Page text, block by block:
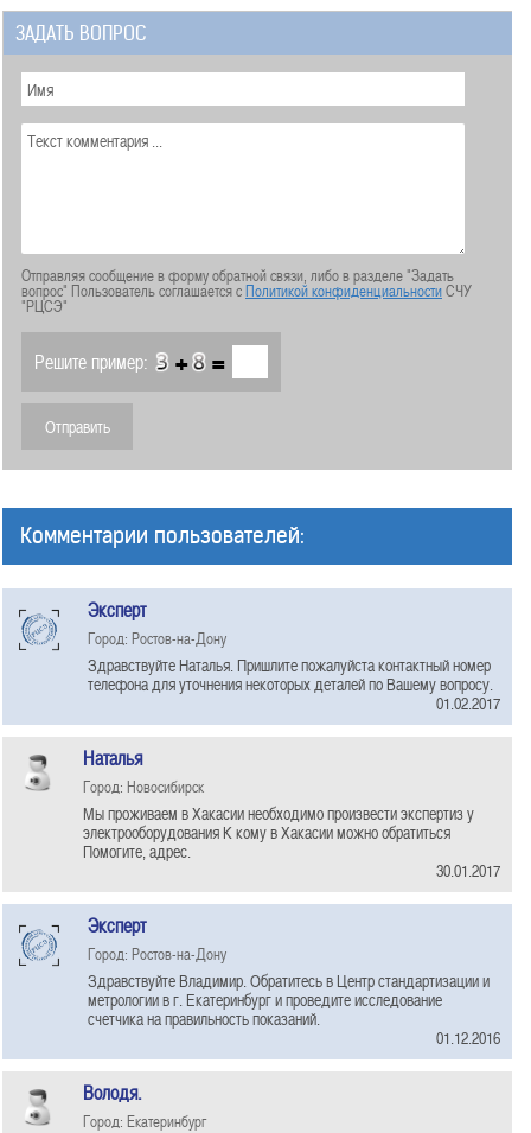
ЗАДАТЬ ВОПРОС
Отправляя сообщение в форму обратной связи, либо в разделе "Задать
вопрос" Пользователь соглашается сПолитикой конфиденциальностиСЧУ
"РЦСЭ"
Решите пример: + =
Комментарии пользователей:
Эксперт
Город: Ростов-на-Дону
Здравствуйте Наталья. Пришлите пожалуйста контактный номер
телефона для уточнения некоторых деталей по Вашему вопросу.
01.02.2017
Наталья
Город: Новосибирск
Мы проживаем в Хакасии необходимо произвести экспертиз у
электрооборудования К кому в Хакасии можно обратиться
Помогите, адрес.
30.01.2017
Эксперт
Город: Ростов-на-Дону
Здравствуйте Владимир. Обратитесь в Центр стандартизации и
метрологии в г. Екатеринбург и проведите исследование
счетчика на правильность показаний.
01.12.2016
Володя.
Город: Екатеринбург